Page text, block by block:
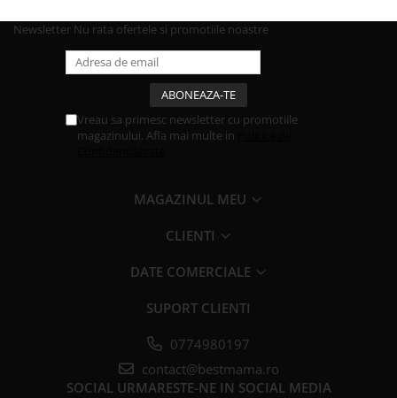
Newsletter Nu rata ofertele si promotiile noastre
Vreau sa primesc newsletter cu promotiile
magazinului. Afla mai multe in
MAGAZINUL MEU
CLIENTI
DATE COMERCIALE
SUPORT CLIENTI
0774980197
contact@bestmama.ro
SOCIAL URMARESTE-NE IN SOCIAL MEDIA